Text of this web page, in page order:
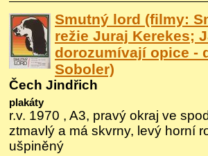
Smutný lord (filmy:
režie Juraj Kerekes;
dorozumívají opice -
Soboler)
Čech Jindřich
plakáty
r.v. 1970 , A3, pravý okraj ve
ztmavlý a má skvrny, levý horní
ušpiněný